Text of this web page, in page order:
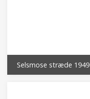
Selsmose stræde 1949